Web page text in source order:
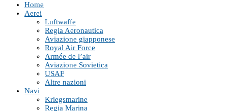
Home
Aerei
Luftwaffe
Regia Aeronautica
Aviazione giapponese
Royal Air Force
Armée de l’air
Aviazione Sovietica
USAF
Altre nazioni
Navi
Kriegsmarine
Regia Marina